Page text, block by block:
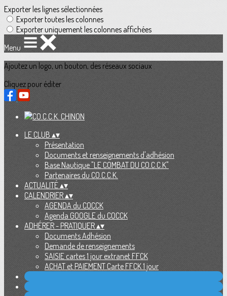
Exporter les lignes sélectionnées
Exporter toutes les colonnes
Exporter uniquement les colonnes affichées
Menu
Ajoutez un logo, un bouton, des réseaux sociaux
Cliquez pour éditer
LE CLUB ▴▾
Présentation
Documents et renseignements d'adhésion
Base Nautique "LE COMBAT DU CO.C.C.K"
Partenaires du CO.C.C.K.
ACTUALITÉ▴▾
CALENDRIER▴▾
AGENDA du COCCK
Agenda GOOGLE du COCCK
ADHÉRER - PRATIQUER▴▾
Documents Adhésion
Demande de renseignements
SAISIE cartes 1 jour extranet FFCK
ACHAT et PAIEMENT Carte FFCK 1 jour